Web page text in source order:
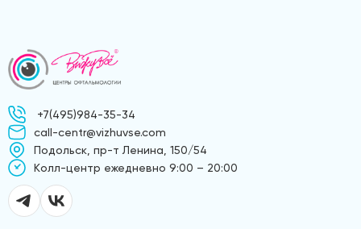
+7(495)984-35-34
call-centr@vizhuvse.com
Подольск, пр-т Ленина, 150/54
Kолл-центр ежедневно 9:00 – 20:00